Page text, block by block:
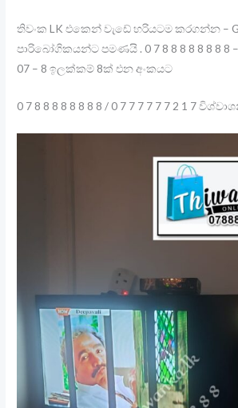
තිවංක LK එකෙන් වැඩේ හරියටම කරගන්න –
පාරිබෝගිකයන්ට පමණයි . 0 7 8 8 8 8 8 8 8
07 – 8 ඉලක්කම් 8ක් එන අංකයට
0 7 8 8 8 8 8 8 8 8 / 0 7 7 7 7 7 7 2 1 7